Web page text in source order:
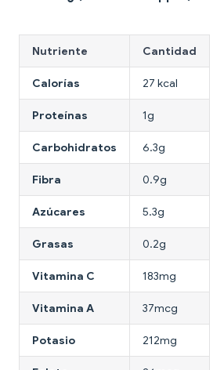
Nutriente Cantidad
Calorías 27 kcal
Proteínas 1g
Carbohidratos 6.3g
Fibra 0.9g
Azúcares 5.3g
Grasas 0.2g
Vitamina C 183mg
Vitamina A 37mcg
Potasio 212mg